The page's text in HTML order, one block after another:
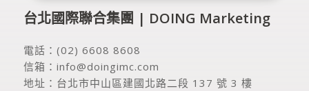
台北國際聯合集團 | DOING Marketing
電話： (02) 6608 8608
信箱： info@doingimc.com
地址： 台北市中山區建國北路二段 137 號 3 樓